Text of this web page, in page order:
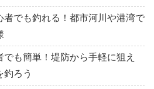
者でも釣れる！都市河川や港湾で
でも簡単！堤防から手軽に狙え
釣ろう